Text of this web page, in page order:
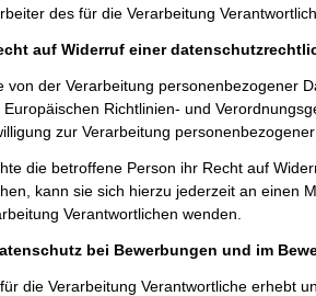
des für die Verarbeitung
auf Widerruf einer
von der Verarbeitung personenbezogener
Europäischen Richtlinien- und
zur Verarbeitung
die betroffene Person ihr Recht auf
kann sie sich hierzu jederzeit an einen
Verantwortlichen wenden.
bei Bewerbungen und im
die Verarbeitung Verantwortliche erhebt